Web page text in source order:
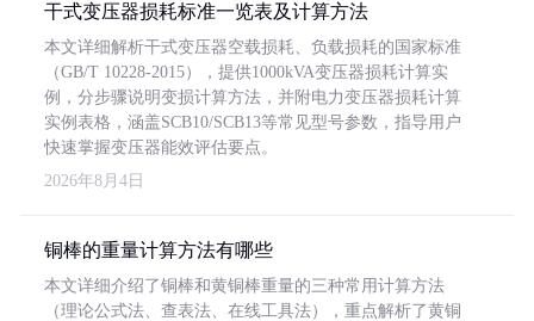
干式变压器损耗标准一览表及计算方法
本文详细解析干式变压器空载损耗、负载损耗的国家标准
（GB/T 10228-2015），提供1000kVA变压器损耗计算实
例，分步骤说明变损计算方法，并附电力变压器损耗计算
实例表格，涵盖SCB10/SCB13等常见型号参数，指导用户
快速掌握变压器能效评估要点。
2026年8月4日
铜棒的重量计算方法有哪些
本文详细介绍了铜棒和黄铜棒重量的三种常用计算方法
（理论公式法、查表法、在线工具法），重点解析了黄铜